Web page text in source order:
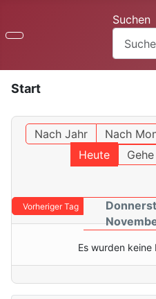
Suchen
Start
Nach Jahr Nach
Heute
Vorheriger Tag
Es wurden